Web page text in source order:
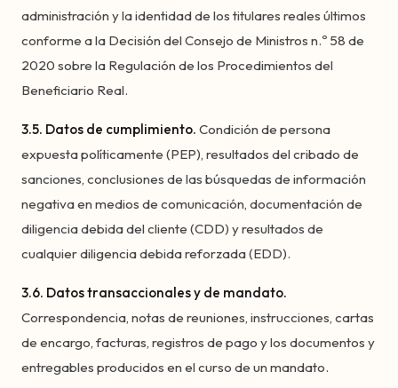
administración y la identidad de los titulares reales últimos
conforme a la Decisión del Consejo de Ministros n.º 58 de
2020 sobre la Regulación de los Procedimientos del
Beneficiario Real.
3.5. Datos de cumplimiento. Condición de persona
expuesta políticamente (PEP), resultados del cribado de
sanciones, conclusiones de las búsquedas de información
negativa en medios de comunicación, documentación de
diligencia debida del cliente (CDD) y resultados de
cualquier diligencia debida reforzada (EDD).
3.6. Datos transaccionales y de mandato.
Correspondencia, notas de reuniones, instrucciones, cartas
de encargo, facturas, registros de pago y los documentos y
entregables producidos en el curso de un mandato.